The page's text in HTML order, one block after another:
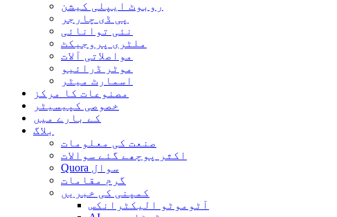
روبوٹ ایپلی کیشن
پی ڈی چارجر
نئی توانائی
ملٹری پروجیکٹ
مواصلاتی آلات
موٹر ڈرائیو
اسمارٹ میٹر
مصنوعات کا مرکز
خصوصی کپیسیٹر
کے بارے میں
بلاگ
صنعت کی معلومات
اکثر پوچھے گئے سوالات
Quora سوال
گرم مقامات
کمپنی کی خبریں
آٹوموٹو الیکٹرانکس